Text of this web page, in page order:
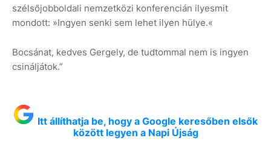
szélsőjobboldali nemzetközi konferencián ilyesmit
mondott: »Ingyen senki sem lehet ilyen hülye.«
Bocsánat, kedves Gergely, de tudtommal nem is ingyen
csináljátok.”
Itt állíthatja be, hogy a Google keresőben elsők
között legyen a Napi Újság